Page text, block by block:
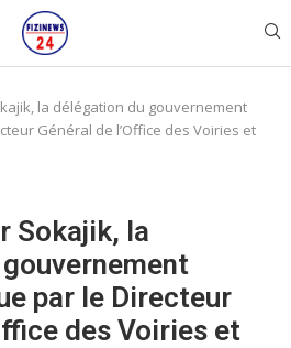
la délégation du gouvernement
Général de l’Office des Voiries et
Sokajik, la
par le Directeur
des Voiries et